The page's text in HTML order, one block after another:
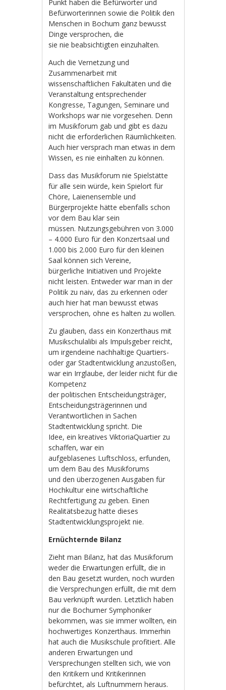
Punkt haben die Befürworter und
Befürworterinnen sowie die Politik den
Menschen in Bochum ganz bewusst
Dinge versprochen, die
sie nie beabsichtigten einzuhalten.
Auch die Vernetzung und
Zusammenarbeit mit
wissenschaftlichen Fakultäten und die
Veranstaltung entsprechender
Kongresse, Tagungen, Seminare und
Workshops war nie vorgesehen. Denn
im Musikforum gab und gibt es dazu
nicht die erforderlichen Räumlichkeiten.
Auch hier versprach man etwas in dem
Wissen, es nie einhalten zu können.
Dass das Musikforum nie Spielstätte
für alle sein würde, kein Spielort für
Chöre, Laienensemble und
Bürgerprojekte hätte ebenfalls schon
vor dem Bau klar sein
müssen. Nutzungsgebühren von 3.000
– 4.000 Euro für den Konzertsaal und
1.000 bis 2.000 Euro für den kleinen
Saal können sich Vereine,
bürgerliche Initiativen und Projekte
nicht leisten. Entweder war man in der
Politik zu naiv, das zu erkennen oder
auch hier hat man bewusst etwas
versprochen, ohne es halten zu wollen.
Zu glauben, dass ein Konzerthaus mit
Musikschulalibi als Impulsgeber reicht,
um irgendeine nachhaltige Quartiers-
oder gar Stadtentwicklung anzustoßen,
war ein Irrglaube, der leider nicht für die
Kompetenz
der politischen Entscheidungsträger,
Entscheidungsträgerinnen und
Verantwortlichen in Sachen
Stadtentwicklung spricht. Die
Idee, ein kreatives ViktoriaQuartier zu
schaffen, war ein
aufgeblasenes Luftschloss, erfunden,
um dem Bau des Musikforums
und den überzogenen Ausgaben für
Hochkultur eine wirtschaftliche
Rechtfertigung zu geben. Einen
Realitätsbezug hatte dieses
Stadtentwicklungsprojekt nie.
Ernüchternde Bilanz
Zieht man Bilanz, hat das Musikforum
weder die Erwartungen erfüllt, die in
den Bau gesetzt wurden, noch wurden
die Versprechungen erfüllt, die mit dem
Bau verknüpft wurden. Letztlich haben
nur die Bochumer Symphoniker
bekommen, was sie immer wollten, ein
hochwertiges Konzerthaus. Immerhin
hat auch die Musikschule profitiert. Alle
anderen Erwartungen und
Versprechungen stellten sich, wie von
den Kritikern und Kritikerinnen
befürchtet, als Luftnummern heraus.